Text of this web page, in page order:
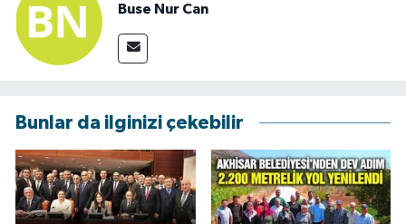
Buse Nur Can
Bunlar da ilginizi çekebilir